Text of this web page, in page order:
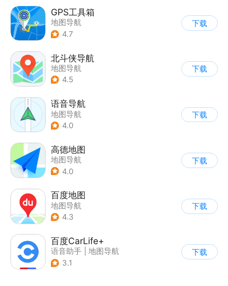
GPS工具箱
地图导航
4.7
下载
北斗侠导航
地图导航
4.5
下载
语音导航
地图导航
4.0
下载
高德地图
地图导航
4.0
下载
百度地图
地图导航
4.3
下载
百度CarLife+
语音助手
地图导航
3.1
下载